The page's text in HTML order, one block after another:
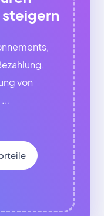
steigern
von